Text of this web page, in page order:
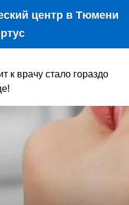
центр в Тюмени
к врачу стало гораздо